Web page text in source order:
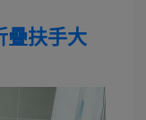
疊扶手大